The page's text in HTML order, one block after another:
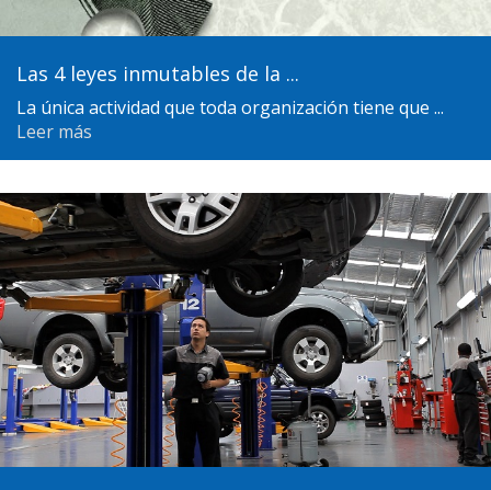
Las 4 leyes inmutables de la ...
La única actividad que toda organización tiene que ...
Leer más